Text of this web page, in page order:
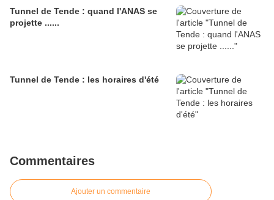
Tunnel de Tende : quand l'ANAS se
projette ......
Tunnel de Tende : les horaires d'été
Commentaires
Ajouter un commentaire